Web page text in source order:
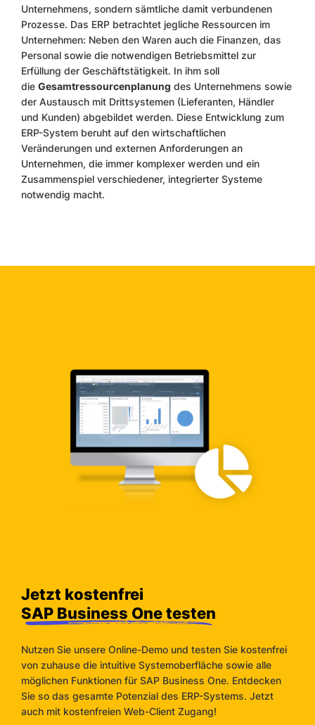
Unternehmens, sondern sämtliche damit verbundenen
Prozesse. Das ERP betrachtet jegliche Ressourcen im
Unternehmen: Neben den Waren auch die Finanzen, das
Personal sowie die notwendigen Betriebsmittel zur
Erfüllung der Geschäftstätigkeit. In ihm soll
die Gesamtressourcenplanung des Unternehmens sowie
der Austausch mit Drittsystemen (Lieferanten, Händler
und Kunden) abgebildet werden. Diese Entwicklung zum
ERP-System beruht auf den wirtschaftlichen
Veränderungen und externen Anforderungen an
Unternehmen, die immer komplexer werden und ein
Zusammenspiel verschiedener, integrierter Systeme
notwendig macht.
Jetzt kostenfrei
SAP Business One testen
Nutzen Sie unsere Online-Demo und testen Sie kostenfrei
von zuhause die intuitive Systemoberfläche sowie alle
möglichen Funktionen für SAP Business One. Entdecken
Sie so das gesamte Potenzial des ERP-Systems. Jetzt
auch mit kostenfreien Web-Client Zugang!